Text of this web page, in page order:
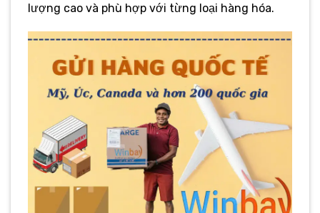
lượng cao và phù hợp với từng loại hàng hóa.